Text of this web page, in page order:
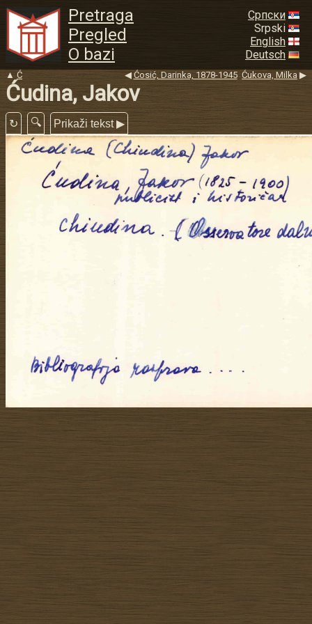
Pretraga
Pregled
O bazi
Српски
Srpski
English
Deutsch
▲ Ć ◀ Ćosić, Darinka, 1878-1945 Ćukova, Milka ▶
Ćudina, Jakov